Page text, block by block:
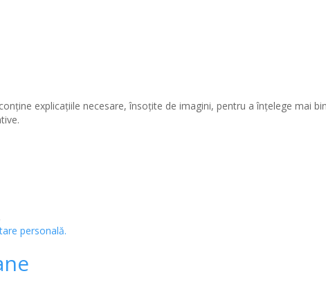
explicaţiile necesare, însoţite de imagini, pentru a înţelege mai